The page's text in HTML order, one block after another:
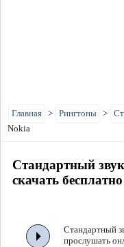
Главная > Рингтоны >
Nokia
Стандартный
скачать бесплатно
Стандартный
прослушать